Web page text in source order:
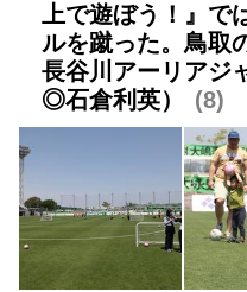
上で遊ぼう！』で
ルを蹴った。鳥取
長谷川アーリアジ
◎石倉利英）
8